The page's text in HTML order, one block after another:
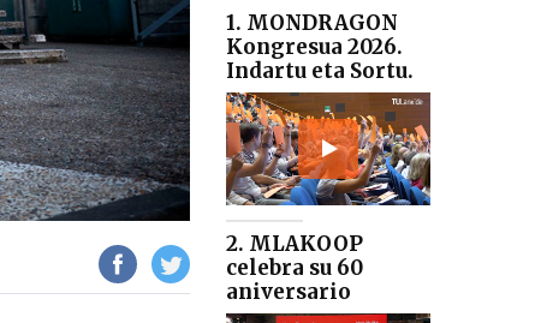
1. MONDRAGON
Kongresua 2026.
Indartu eta Sortu.
2. MLAKOOP
celebra su 60
aniversario